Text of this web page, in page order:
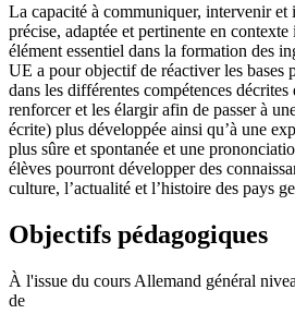
La capacité à communiquer, intervenir et
précise, adaptée et pertinente en
élément essentiel dans la formation des
UE a pour objectif de réactiver les bases
dans les différentes compétences
renforcer et les élargir afin de passer à
écrite) plus développée ainsi qu’à une
plus sûre et spontanée et une
élèves pourront développer des
culture, l’actualité et l’histoire des pays
Objectifs pédagogiques
À l'issue du cours Allemand général
de